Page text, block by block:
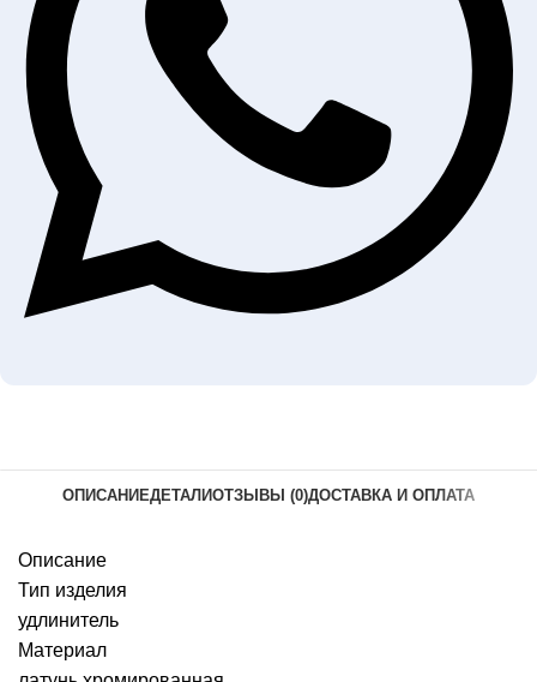
ОПИСАНИЕДЕТАЛИОТЗЫВЫ (0)ДОСТАВКА И ОПЛАТА
Описание
Тип изделия
удлинитель
Материал